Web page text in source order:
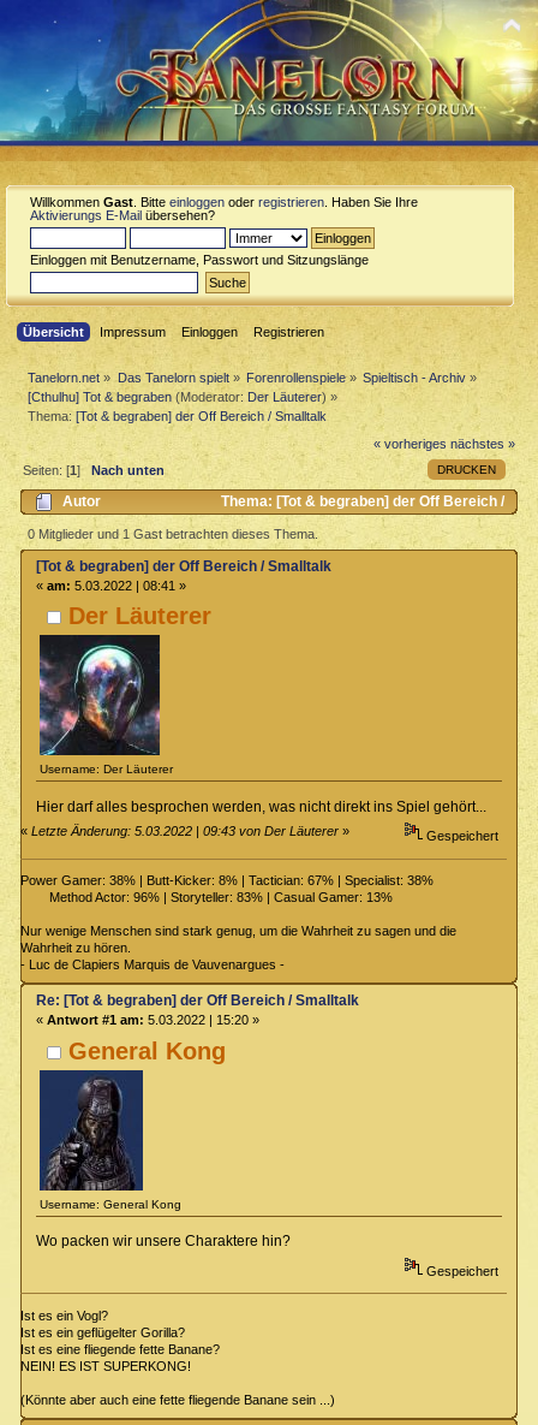
Willkommen Gast . Bitte einloggen oder registrieren . Haben Sie Ihre
Aktivierungs E-Mail übersehen?
Einloggen mit Benutzername, Passwort und Sitzungslänge
Übersicht Impressum Einloggen Registrieren
Tanelorn.net » Das Tanelorn spielt» Forenrollenspiele» Spieltisch - Archiv »
[Cthulhu] Tot & begraben (Moderator: Der Läuterer) »
Thema:[Tot & begraben] der Off Bereich / Smalltalk
« vorheriges nächstes »
DRUCKEN
Seiten: [1] Nach unten
Autor
Thema: [Tot & begraben] der Off Bereich /
Smalltalk (Gelesen 1935 mal)
0 Mitglieder und 1 Gast betrachten dieses Thema.
Der Läuterer
Username: Der Läuterer
[Tot & begraben] der Off Bereich / Smalltalk
« am: 5.03.2022 | 08:41 »
Hier darf alles besprochen werden, was nicht direkt ins Spiel gehört...
«Letzte Änderung: 5.03.2022 | 09:43 von Der Läuterer » Gespeichert
Power Gamer: 38% | Butt-Kicker: 8% | Tactician: 67% | Specialist: 38%
Method Actor: 96% | Storyteller: 83% | Casual Gamer: 13%
Nur wenige Menschen sind stark genug, um die Wahrheit zu sagen und die
Wahrheit zu hören.
- Luc de Clapiers Marquis de Vauvenargues -
General Kong
Username: General Kong
Re: [Tot & begraben] der Off Bereich / Smalltalk
« Antwort #1 am: 5.03.2022 | 15:20 »
Wo packen wir unsere Charaktere hin?
Gespeichert
Ist es ein Vogl?
Ist es ein geflügelter Gorilla?
Ist es eine fliegende fette Banane?
NEIN! ES IST SUPERKONG!
(Könnte aber auch eine fette fliegende Banane sein ...)